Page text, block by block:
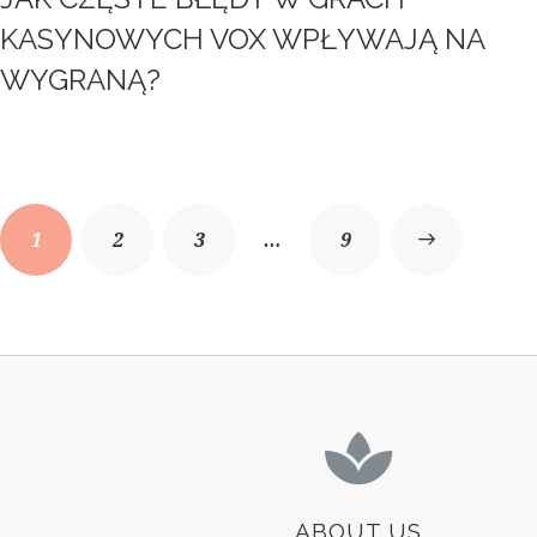
KASYNOWYCH VOX WPŁYWAJĄ NA
WYGRANĄ?
1 2 3 … 9
ABOUT US